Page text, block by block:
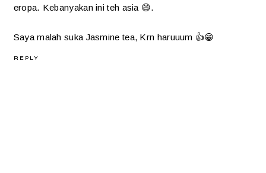
eropa. Kebanyakan ini teh asia 😄.
Saya malah suka Jasmine tea, Krn haruuum 👍😁
REPLY